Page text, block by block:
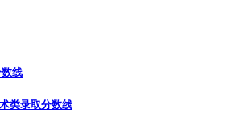
线
类录取分数线